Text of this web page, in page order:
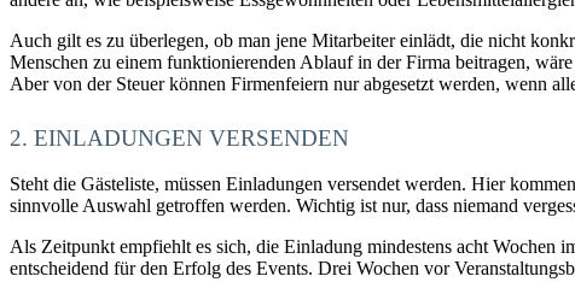
Auch gilt es zu überlegen, ob man jene Mitarbeiter einlädt, die nicht
Menschen zu einem funktionierenden Ablauf in der Firma beitragen,
Aber von der Steuer können Firmenfeiern nur abgesetzt werden, wenn
2. EINLADUNGEN VERSENDEN
Steht die Gästeliste, müssen Einladungen versendet werden. Hier
sinnvolle Auswahl getroffen werden. Wichtig ist nur, dass niemand
Als Zeitpunkt empfiehlt es sich, die Einladung mindestens acht Wochen
entscheidend für den Erfolg des Events. Drei Wochen vor